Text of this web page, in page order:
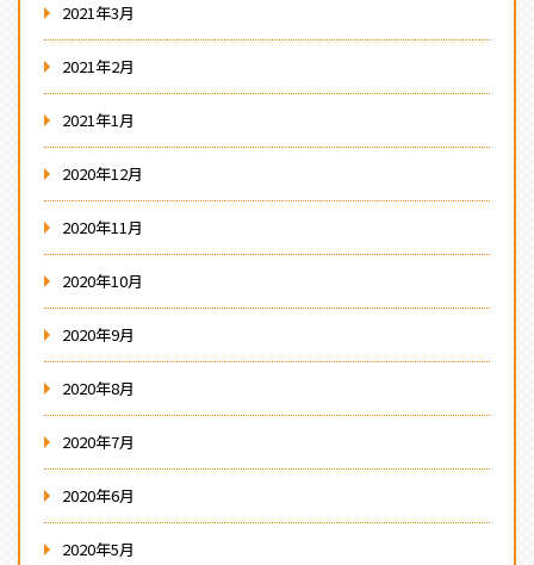
2021年3月
2021年2月
2021年1月
2020年12月
2020年11月
2020年10月
2020年9月
2020年8月
2020年7月
2020年6月
2020年5月